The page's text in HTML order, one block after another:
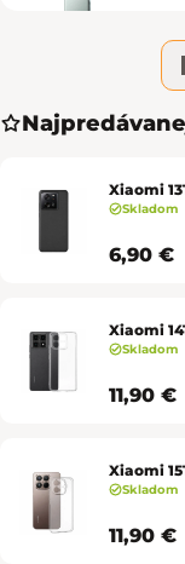
Xiaomi
Skladom
6,90 €
Xiaomi
Skladom
11,90 €
Xiaomi
Skladom
11,90 €